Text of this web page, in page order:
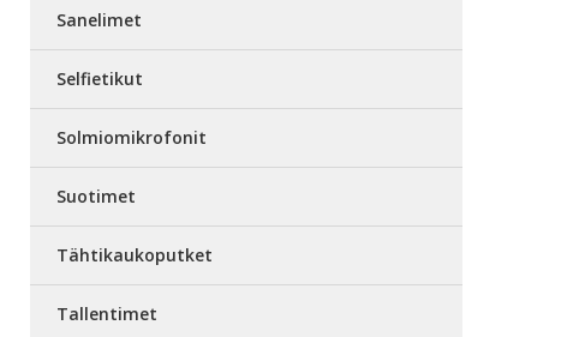
Sanelimet
Selfietikut
Solmiomikrofonit
Suotimet
Tähtikaukoputket
Tallentimet